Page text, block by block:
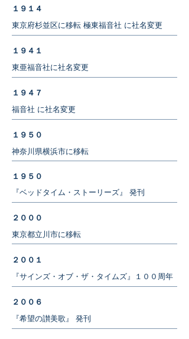
１９１４
​東京府杉並区に移転 極東福音社 に社名変更
１９４１
​東亜福音社に社名変更
１９４７
​福音社 に社名変更
１９５０
神奈川県横浜市に移転
１９５０
『ベッドタイム・ストーリーズ』 発刊
２０００
東京都​立川市に移転
２００１
『サインズ・オブ・ザ・タイムズ』１００周年
２００６
『希望の讃美歌』 発刊